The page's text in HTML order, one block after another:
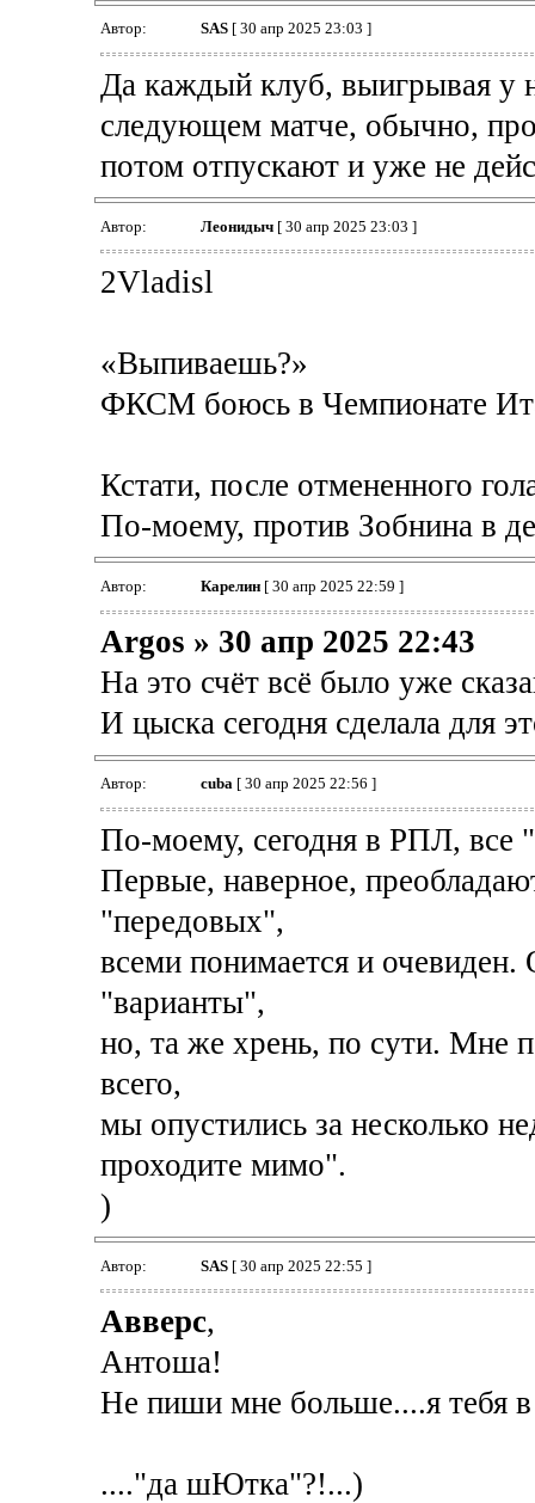
Автор: SAS[ 30 апр 2025 23:03 ]
Да каждый клуб, выигрывая у
следующем матче, обычно,
потом отпускают и уже не
Автор: Леонидыч[ 30 апр 2025 23:03 ]
2Vladisl
«Выпиваешь?»
ФКСМ боюсь в Чемпионате
Кстати, после отмененного
По-моему, против Зобнина в
Автор: Карелин[ 30 апр 2025 22:59 ]
Argos » 30 апр 2025 22:43
На это счёт всё было уже
И цыска сегодня сделала для
Автор: cuba[ 30 апр 2025 22:56 ]
По-моему, сегодня в РПЛ, все
Первые, наверное,
"передовых",
всеми понимается и очевиден.
"варианты",
но, та же хрень, по сути. Мне
всего,
мы опустились за несколько
проходите мимо".
)
Автор: SAS[ 30 апр 2025 22:55 ]
Авверс,
Антоша!
Не пиши мне больше....я тебя
...."да шЮтка"?!...)